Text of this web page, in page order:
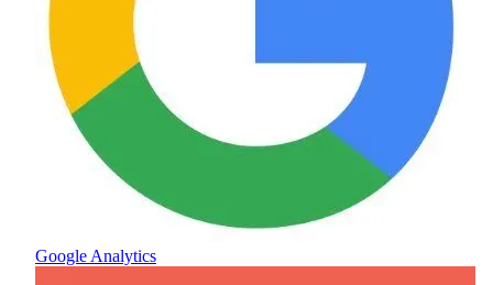
Google Analytics